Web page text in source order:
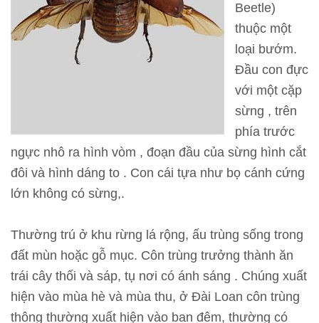
n
t
h
a
m
u
a
n
T
Beetle)
thuộc một
loại bướm.
Đầu con đực
với một cặp
sừng , trên
phía trước
ngực nhô ra hình vòm , đoạn đầu của sừng hình cắt
đôi và hình dáng to . Con cái tựa như bọ cánh cứng
lớn không có sừng,.
Thường trú ở khu rừng lá rộng, ấu trùng sống trong
đất mùn hoặc gỗ mục. Côn trùng trưởng thành ăn
trái cây thối và sáp, tụ nơi có ánh sáng . Chúng xuất
hiện vào mùa hè và mùa thu, ở Đài Loan côn trùng
thông thường xuất hiện vào ban đêm, thường có